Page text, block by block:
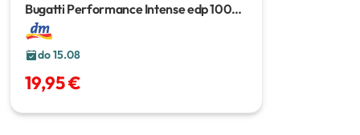
Bugatti Performance Intense edp100
ml
do 15.08
19,95 €